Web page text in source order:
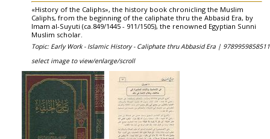
«History of the Caliphs», the history book chronicling the Muslim
Caliphs, from the beginning of the caliphate thru the Abbasid Era, by
Imam al-Suyuti (ca.849/1445 - 911/1505), the renowned Egyptian Sunni
Muslim scholar.
Topic: Early Work - Islamic History - Caliphate thru Abbasid Era |
select image to view/enlarge/scroll